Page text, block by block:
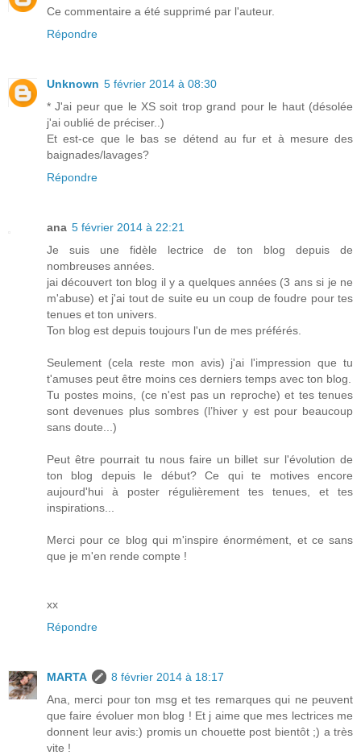
Ce commentaire a été supprimé par l'auteur.
Répondre
Unknown 5 février 2014 à 08:30
* J'ai peur que le XS soit trop grand pour le haut (désolée
j'ai oublié de préciser..)
Et est-ce que le bas se détend au fur et à mesure des
baignades/lavages?
Répondre
ana 5 février 2014 à 22:21
Je suis une fidèle lectrice de ton blog depuis de
nombreuses années.
jai découvert ton blog il y a quelques années (3 ans si je ne
m'abuse) et j'ai tout de suite eu un coup de foudre pour tes
tenues et ton univers.
Ton blog est depuis toujours l'un de mes préférés.
Seulement (cela reste mon avis) j'ai l'impression que tu
t'amuses peut être moins ces derniers temps avec ton blog.
Tu postes moins, (ce n'est pas un reproche) et tes tenues
sont devenues plus sombres (l’hiver y est pour beaucoup
sans doute...)
Peut être pourrait tu nous faire un billet sur l'évolution de
ton blog depuis le début? Ce qui te motives encore
aujourd'hui à poster régulièrement tes tenues, et tes
inspirations...
Merci pour ce blog qui m'inspire énormément, et ce sans
que je m'en rende compte !
xx
Répondre
MARTA
8 février 2014 à 18:17
Ana, merci pour ton msg et tes remarques qui ne peuvent
que faire évoluer mon blog ! Et j aime que mes lectrices me
donnent leur avis:) promis un chouette post bientôt ;) a très
vite !